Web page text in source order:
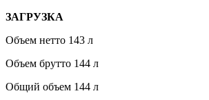
ЗАГРУЗКА
Объем нетто 143 л
Объем брутто 144 л
Общий объем 144 л